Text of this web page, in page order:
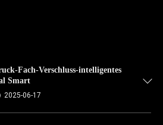
Fach-Verschluss-intelligentes
Smart
2025-06-17